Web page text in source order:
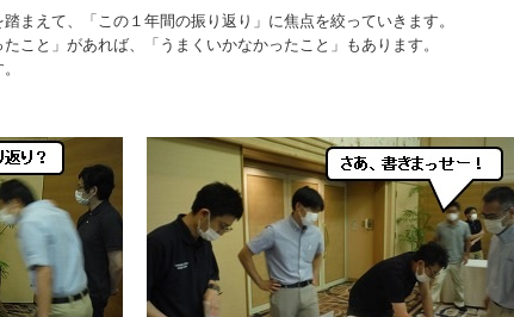
まえて、「この１年間の振り返り」に焦点を絞っていきます。
こと」があれば、「うまくいかなかったこと」もあります。